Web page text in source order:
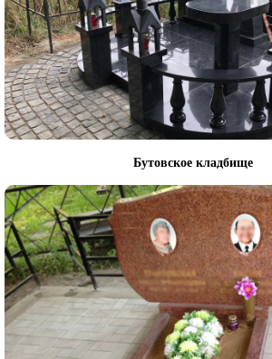
Бутовское кладбище